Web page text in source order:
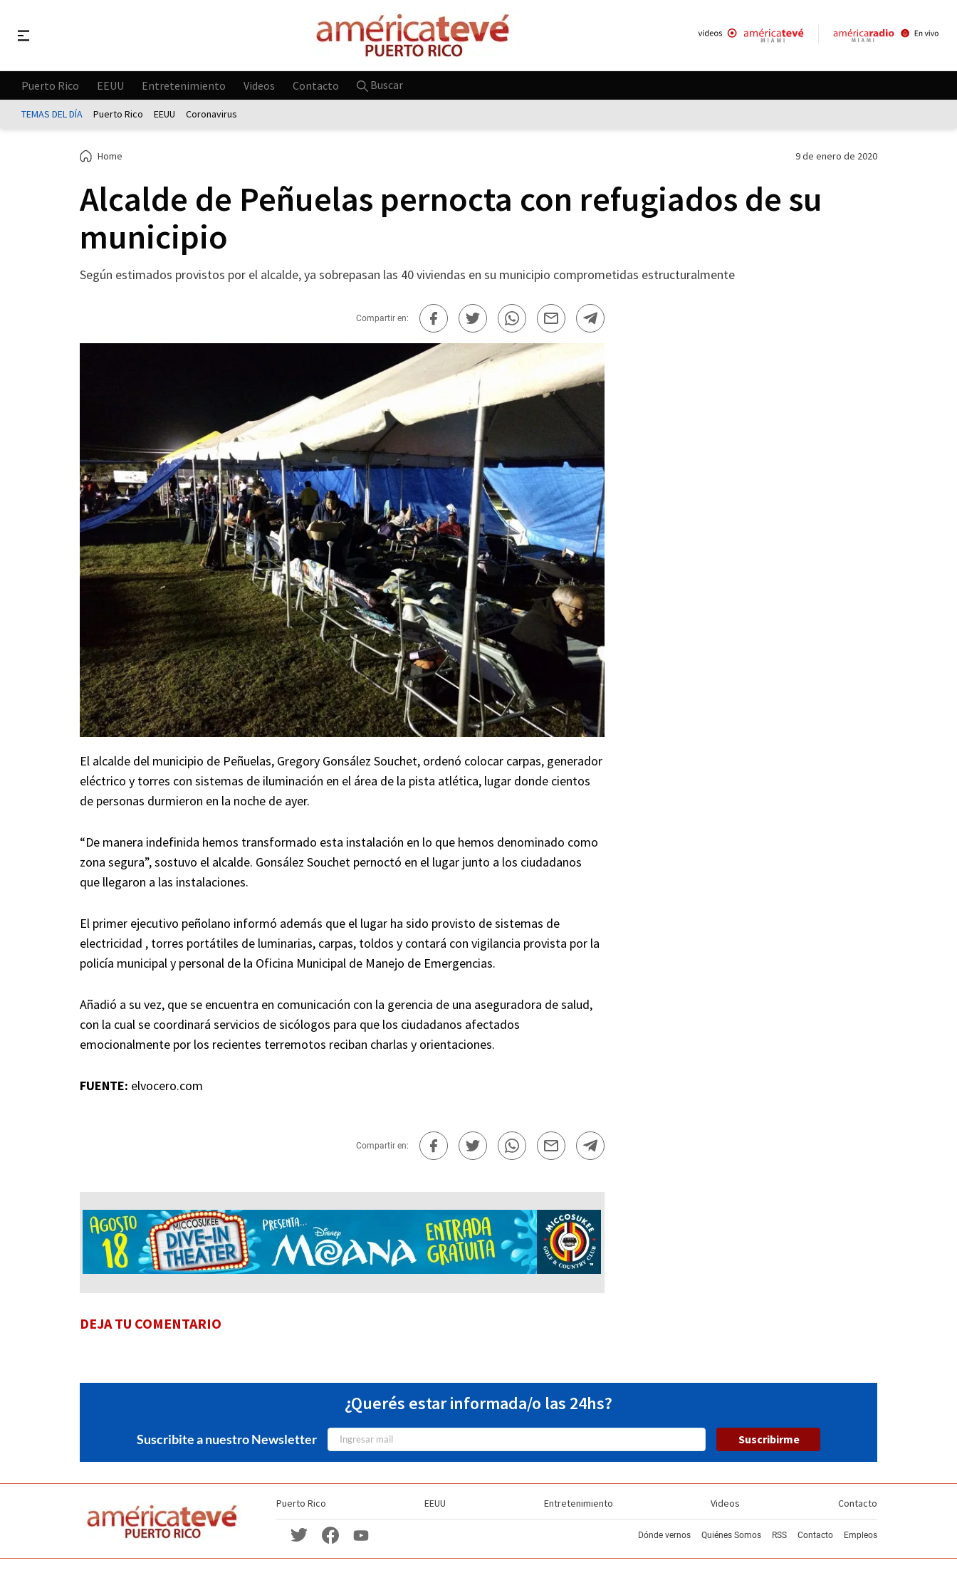
Puerto Rico EEUU Entretenimiento Videos Contacto Buscar
TEMAS DEL DÍA Puerto Rico EEUU Coronavirus
Home 9 de enero de 2020
Alcalde de Peñuelas pernocta con refugiados de su
municipio
Según estimados provistos por el alcalde, ya sobrepasan las 40 viviendas en su municipio comprometidas estructuralmente
Compartir en:
El alcalde del municipio de Peñuelas, Gregory Gonsález Souchet, ordenó colocar carpas, generador
eléctrico y torres con sistemas de iluminación en el área de la pista atlética, lugar donde cientos
de personas durmieron en la noche de ayer.
“De manera indefinida hemos transformado esta instalación en lo que hemos denominado como
zona segura”, sostuvo el alcalde. Gonsález Souchet pernoctó en el lugar junto a los ciudadanos
que llegaron a las instalaciones.
El primer ejecutivo peñolano informó además que el lugar ha sido provisto de sistemas de
electricidad , torres portátiles de luminarias, carpas, toldos y contará con vigilancia provista por la
policía municipal y personal de la Oficina Municipal de Manejo de Emergencias.
Añadió a su vez, que se encuentra en comunicación con la gerencia de una aseguradora de salud,
con la cual se coordinará servicios de sicólogos para que los ciudadanos afectados
emocionalmente por los recientes terremotos reciban charlas y orientaciones.
FUENTE: elvocero.com
Compartir en:
DEJA TU COMENTARIO
¿Querés estar informada/o las 24hs?
Suscribite a nuestro Newsletter Suscribirme
Puerto Rico EEUU Entretenimiento Videos Contacto
Dónde vernos Quiénes Somos RSS Contacto Empleos